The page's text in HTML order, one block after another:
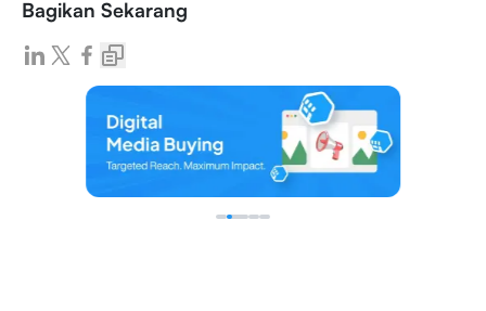
Bagikan Sekarang